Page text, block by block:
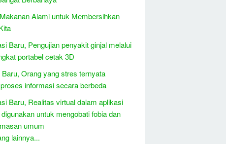
Alami untuk Membersihkan
Baru, Pengujian penyakit ginjal melalui
portabel cetak 3D
Baru, Orang yang stres ternyata
informasi secara berbeda
Baru, Realitas virtual dalam aplikasi
untuk mengobati fobia dan
umum
lainnya...